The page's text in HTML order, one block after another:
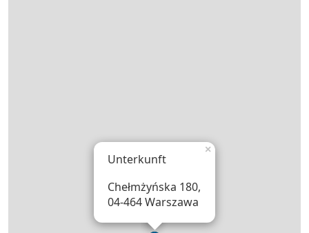
Unterkunft
Chełmżyńska 180,
04-464 Warszawa
×